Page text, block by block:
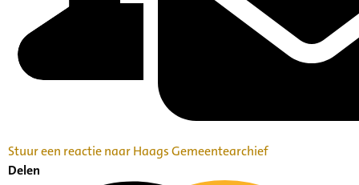
Stuur een reactie naar Haags Gemeentearchief
Delen